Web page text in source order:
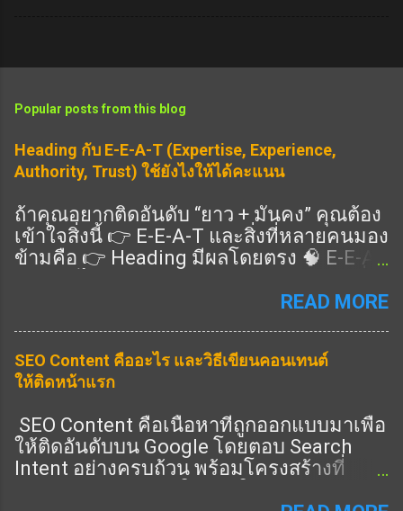
Popular posts from this blog
Heading กับ E-E-A-T (Expertise, Experience,
Authority, Trust) ใช้ยังไงให้ได้คะแนน
ถ้าคุณอยากติดอันดับ “ยาว + มั่นคง” คุณต้อง
เข้าใจสิ่งนี้ 👉 E-E-A-T และสิ่งที่หลายคนมอง
ข้ามคือ 👉 Heading มีผลโดยตรง 🧠 E-E-A-
ว่าเนื้อหาคุณ: Expertise (ความเชี่ยวชาญ)
ครบ = อันดับดีขึ้น 🎯 Heading ช่วย E-E-A-T
ยังไง ✔️ 1. แสดง Expertise 👉 ใช้ Heading
หัวข้อ “ประสบการณ์จริง” ✔️ 3. แสดง
Authority 👉 มีหัวข้อครบทุกมุม ✔️ 4. แสดง
Trust 👉 มี FAQ / ข้อมูลชัด 🔧 วิธีเขียน
READ MORE
SEO Content คืออะไร และวิธีเขียนคอนเทนต์
ให้ติดหน้าแรก
SEO Content คือเนื้อหาที่ถูกออกแบบมาเพื่อ
ให้ติดอันดับบน Google โดยตอบ Search
Intent อย่างครบถ้วน พร้อมโครงสร้างที่